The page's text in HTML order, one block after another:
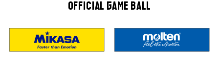
OFFICIAL GAME BALL